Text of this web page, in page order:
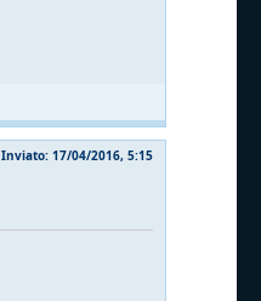
Inviato: 17/04/2016, 5:15